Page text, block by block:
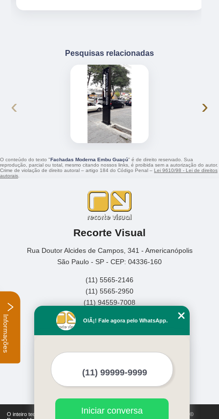
Pesquisas relacionadas
‹ ›
O conteúdo do texto "Fachadas Moderna Embu Guaçú" é de direito reservado. Sua
reprodução, parcial ou total, mesmo citando nossos links, é proibida sem a autorização do autor.
Crime de violação de direito autoral – artigo 184 do Código Penal – Lei 9610/98 - Lei de direitos
autorais
Recorte Visual
Rua Doutor Alcides de Campos, 341 - Americanópolis
São Paulo - SP - CEP: 04336-160
(11) 5565-2146
(11) 5565-2950
(11) 94559-7008
Home
Serviços
Mapa do site
Mais Serviços
O inteiro teor deste site está sujeito à proteção de direitos autorais. Copyright©
OlÃ¡! Fale agora pelo WhatsApp.
Iniciar conversa
Informações